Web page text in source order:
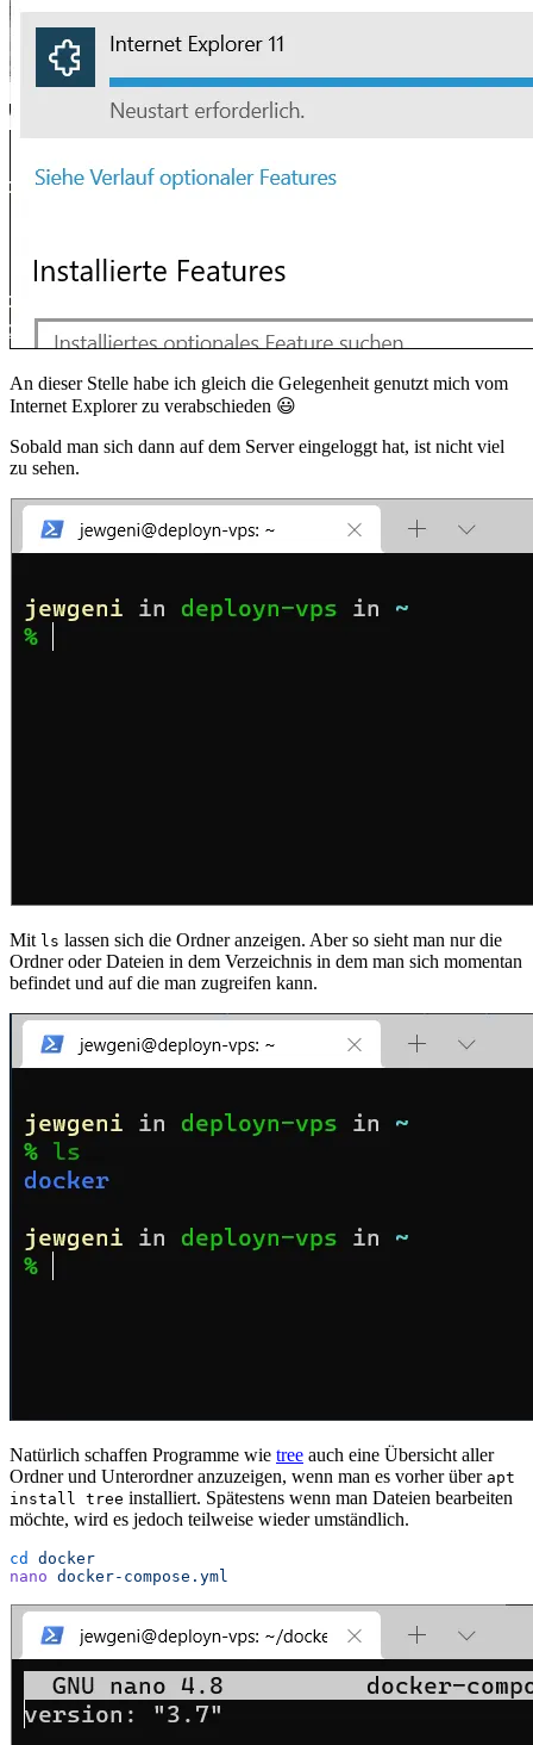
An dieser Stelle habe ich gleich die Gelegenheit genutzt mich vom
Internet Explorer zu verabschieden 😃
Sobald man sich dann auf dem Server eingeloggt hat, ist nicht viel
zu sehen.
Mit ls lassen sich die Ordner anzeigen. Aber so sieht man nur die
Ordner oder Dateien in dem Verzeichnis in dem man sich momentan
befindet und auf die man zugreifen kann.
Natürlich schaffen Programme wie tree auch eine Übersicht aller
Ordner und Unterordner anzuzeigen, wenn man es vorher über apt
install tree installiert. Spätestens wenn man Dateien bearbeiten
möchte, wird es jedoch teilweise wieder umständlich.
cd
docker
nano docker-compose.yml